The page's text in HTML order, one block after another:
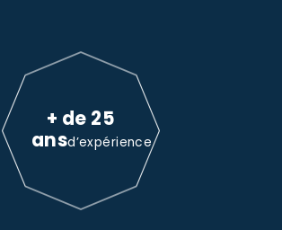
+ de 25
ansd’expérience